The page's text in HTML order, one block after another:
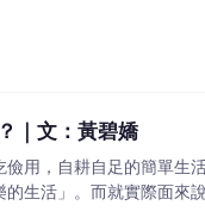
｜文：黃碧嬌
用，自耕自足的簡單生
生活」。而就實際面來